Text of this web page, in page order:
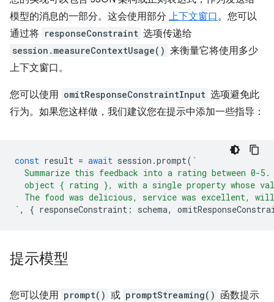
模型的消息的一部分。这会使用部分 上下文窗口。您可以
通过将 responseConstraint 选项传递给
session.measureContextUsage() 来衡量它将使用多少
上下文窗口。
您可以使用 omitResponseConstraintInput 选项避免此
行为。如果您这样做，我们建议您在提示中添加一些指导：
const result = await session .prompt( `
Summarize this feedback into a rating between 0-
object { rating }, with a single property whose
The food was delicious, service was excellent,
` , { responseConstraint : schema,
提示模型
您可以使用 prompt() 或 promptStreaming() 函数提示